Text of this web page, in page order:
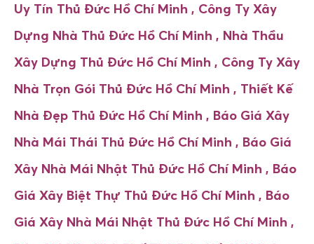
Uy Tín Thủ Đức Hồ Chí Minh , Công Ty Xây
Dựng Nhà Thủ Đức Hồ Chí Minh , Nhà Thầu
Xây Dựng Thủ Đức Hồ Chí Minh , Công Ty Xây
Nhà Trọn Gói Thủ Đức Hồ Chí Minh , Thiết Kế
Nhà Đẹp Thủ Đức Hồ Chí Minh , Báo Giá Xây
Nhà Mái Thái Thủ Đức Hồ Chí Minh , Báo Giá
Xây Nhà Mái Nhật Thủ Đức Hồ Chí Minh , Báo
Giá Xây Biệt Thự Thủ Đức Hồ Chí Minh , Báo
Giá Xây Nhà Mái Nhật Thủ Đức Hồ Chí Minh ,